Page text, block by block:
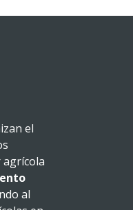
el
agrícola
al